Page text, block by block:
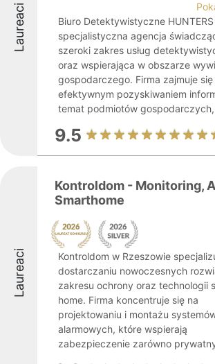
Laureaci
Biuro Detektywistyczne
specjalistyczna agencja
szeroki zakres usług
oraz wspierająca w obszarze
gospodarczego. Firma zajmuje się
efektywnym pozyskiwaniem
temat podmiotów
9.5
Laureaci
Kontroldom - Monitoring,
Smarthome
Kontroldom w Rzeszowie
dostarczaniu nowoczesnych
zakresu ochrony oraz technologii
home. Firma koncentruje się na
projektowaniu i montażu
alarmowych, które wspierają
zabezpieczenie zarówno